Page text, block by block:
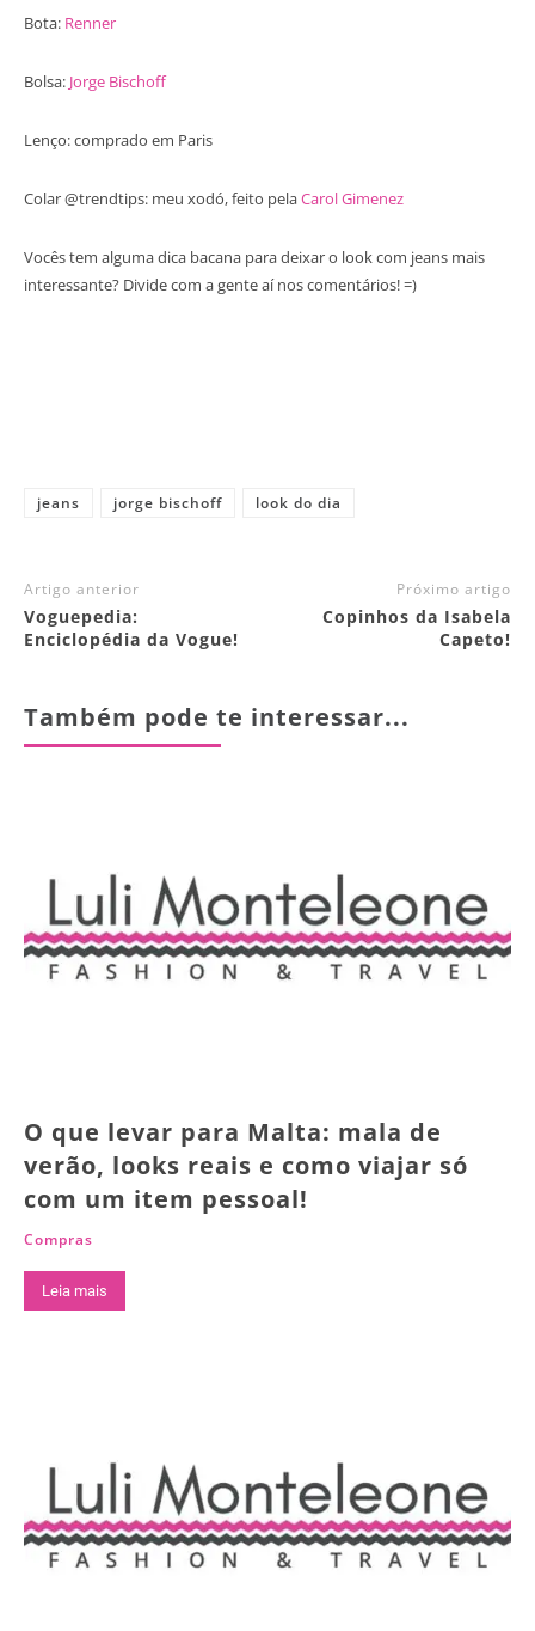
Bota: Renner
Bolsa: Jorge Bischoff
Lenço: comprado em Paris
Colar @trendtips: meu xodó, feito pelaCarol Gimenez
Vocês tem alguma dica bacana para deixar o look com jeans mais
interessante? Divide com a gente aí nos comentários! =)
jeans jorge bischoff look do dia
Artigo anterior
Voguepedia:
Enciclopédia da Vogue!
Próximo artigo
Copinhos da Isabela
Capeto!
Também pode te interessar...
O que levar para Malta: mala de
verão, looks reais e como viajar só
com um item pessoal!
Compras
Leia mais